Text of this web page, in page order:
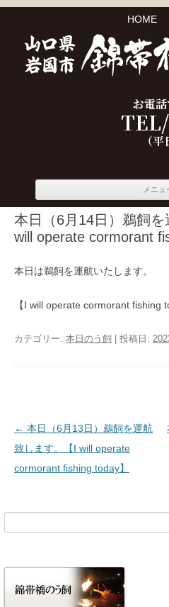
HOME
お電
（
メニュ
本日（6月14日）鵜飼
will operate cormorant
本日は鵜飼を運航いたします。
【I will operate cormorant fishing
カテゴリー: 本日のう飼 | 投稿日:
投稿ナビゲーション
← 本日（6月13日）鵜飼を運航
致します。【I will operate
cormorant fishing today】